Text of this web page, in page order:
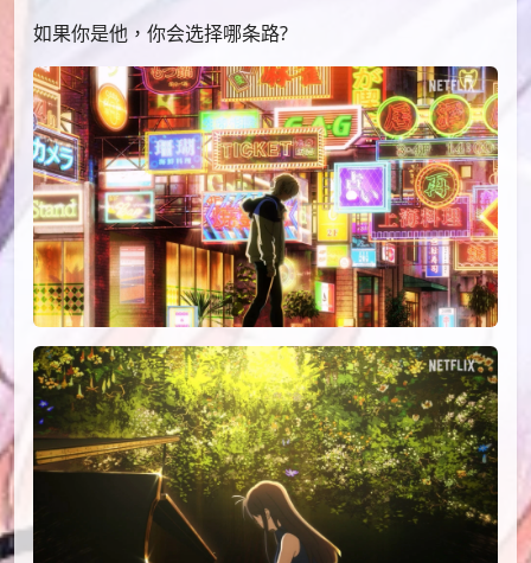
如果你是他，你会选择哪条路?